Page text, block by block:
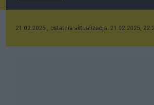
21.02.2025 , ostatnia aktualizacja: 21.02.2025,